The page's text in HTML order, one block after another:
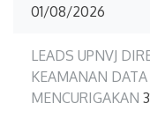
01/08/2026
LEADS UPNVJ
KEAMANAN
MENCURIGAKAN